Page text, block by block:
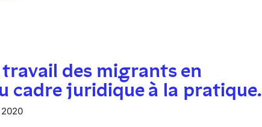
travail des migrants en
cadre juridique à la pratique.
2020